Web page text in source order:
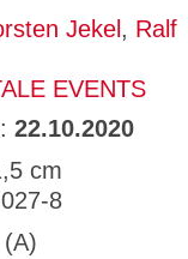
Jekel , Ralf
EVENTS
22.10.2020
cm
8
(A)